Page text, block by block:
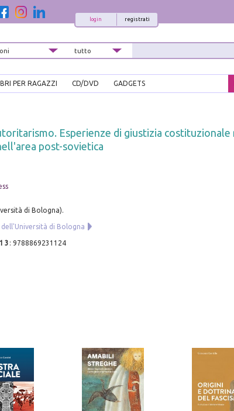
registrati
login
PER RAGAZZI CD/DVD GADGETS
Esperienze di giustizia costituzionale
post-sovietica
di Bologna).
di Bologna
: 9788869231124